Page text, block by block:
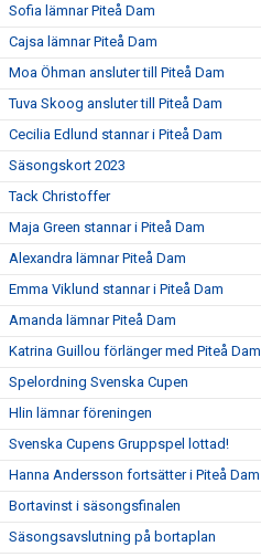
Sofia lämnar Piteå Dam
Cajsa lämnar Piteå Dam
Moa Öhman ansluter till Piteå Dam
Tuva Skoog ansluter till Piteå Dam
Cecilia Edlund stannar i Piteå Dam
Säsongskort 2023
Tack Christoffer
Maja Green stannar i Piteå Dam
Alexandra lämnar Piteå Dam
Emma Viklund stannar i Piteå Dam
Amanda lämnar Piteå Dam
Katrina Guillou förlänger med Piteå Dam
Spelordning Svenska Cupen
Hlin lämnar föreningen
Svenska Cupens Gruppspel lottad!
Hanna Andersson fortsätter i Piteå Dam
Bortavinst i säsongsfinalen
Säsongsavslutning på bortaplan